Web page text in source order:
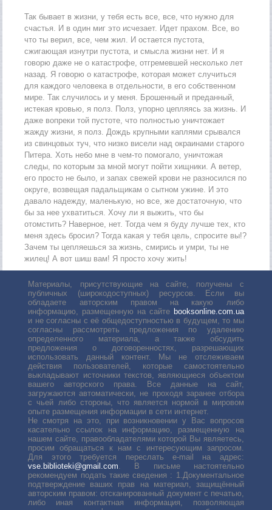
Так бывает в жизни, у тебя есть все, все, что нужно для
счастья. И в один миг это исчезает. Идет прахом. Все, во
что ты верил, все, чем жил. И остается пустота,
сжигающая изнутри пустота, и смысла жизни нет. И я
говорю даже не о катастрофе, отгремевшей несколько лет
назад. Я говорю о катастрофе, которая может случиться
для каждого человека в отдельности, в его собственном
мире. Так случилось и у меня. Брошенный и преданный,
истекая кровью, я полз. Полз, упорно цепляясь за жизнь. И
даже вопреки той пустоте, что полностью уничтожает
жажду жизни, я полз. Дождь крупными каплями срывался
из свинцовых туч, что низко висели над окраинами старого
Питера. Хоть небо мне в чем-то помогало, уничтожая
следы, по которым за мной могут пойти хищники. А ветер,
его просто не было, и запах свежей крови не разносился по
округе, возвещая падальщикам о сытном ужине. И это
давало надежду, маленькую, но все, же достаточную, что
бы за нее ухватиться. Хочу ли я выжить, что бы
отомстить? Наверное, нет. Тогда чем я буду лучше тех, кто
меня здесь бросил? Тогда какая у тебя цель, спросите вы!?
Зачем ты цепляешься за жизнь, смирись и умри, ты не
жилец! А вот шиш вам! Я просто хочу жить!
Материалы, присутствующие на сайте, получены с
публичных (широкодоступных) ресурсов. Если вы
обладаете авторским правом на какую либо
информацию, размещенную на сайте booksonline.com.ua
и не согласны с её общедоступностью в будущем, то мы
согласны рассмотреть предложения по удалению
определенного материала, а также обсудить
предложения о договоренностях, разрешающих
использовать данный контент. Мы не отслеживаем
действия пользователей, которые самостоятельно
выкладывают источники текстов, являющиеся объектом
вашего авторского права. Все данные на сайт,
загружаются автоматически, не проходя заранее отбора
с чьей либо стороны, что является нормой в мировом
опыте размещения информации в сети интернет.
Не смотря на это, при возникновении у Вас вопросов
касательно ссылок на информацию, размещенную на
нашем сайте, правообладателями которой Вы являетесь,
просим обращаться к нам с интересующим запросом.
Для этого требуется переслать е-mail на адрес:
vse.biblioteki@gmail.com. В письме настоятельно
рекомендуем подать такие сведения : 1.Документальное
подтверждение ваших прав на материал, защищённый
авторским правом: отсканированный документ с печатью,
либо иная контактная информация, позволяющая